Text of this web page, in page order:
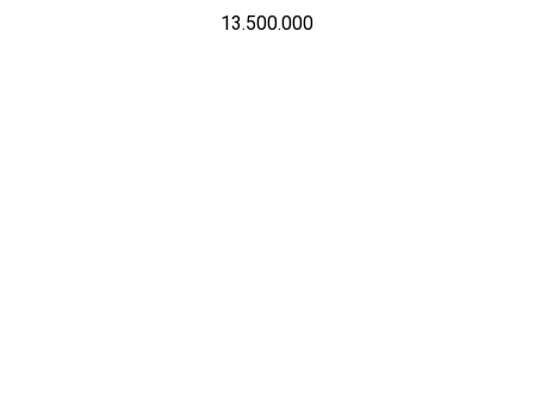
13.500.000